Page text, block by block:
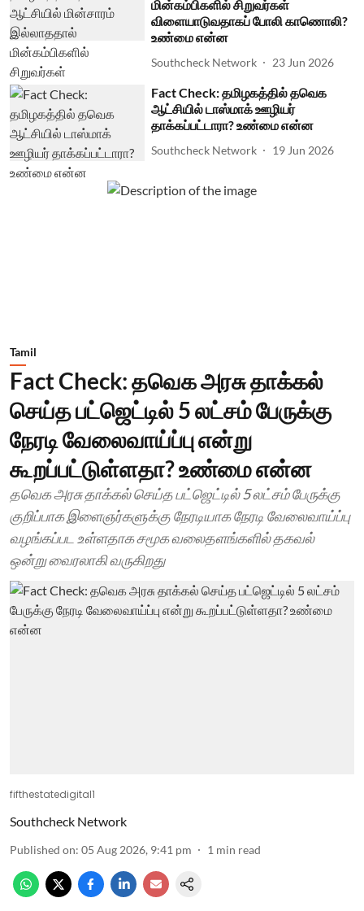
மின்கம்பிகளில் சிறுவர்கள்
விளையாடுவதாகப் போலி காணொலி?
உண்மை என்ன
Southcheck Network 23 Jun 2026
Fact Check: தமிழகத்தில் தவெக
ஆட்சியில் டாஸ்மாக் ஊழியர்
தாக்கப்பட்டாரா? உண்மை என்ன
Southcheck Network 19 Jun 2026
Tamil
Fact Check: தவெக அரசு தாக்கல்
செய்த பட்ஜெட்டில் 5 லட்சம் பேருக்கு
நேரடி வேலைவாய்ப்பு என்று
கூறப்பட்டுள்ளதா? உண்மை என்ன
தவெக அரசு தாக்கல் செய்த பட்ஜெட்டில் 5 லட்சம் பேருக்கு
குறிப்பாக இளைஞர்களுக்கு நேரடியாக நேரடி வேலைவாய்ப்பு
வழங்கப்பட உள்ளதாக சமூக வலைதளங்களில் தகவல்
ஒன்று வைரலாகி வருகிறது
fifthestatedigital1
Southcheck Network
Published on: 05 Aug 2026, 9:41 pm 1 min read